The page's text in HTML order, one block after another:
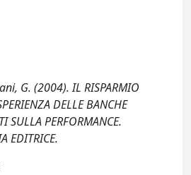
G. (2004). IL RISPARMIO
DELLE BANCHE
SULLA PERFORMANCE.
EDITRICE.